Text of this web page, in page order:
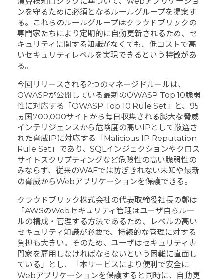
ンを守るために必須となるルールグループを提案す
る。これらのルールグループはクラウドブリックの
専門家たちにより定期的に自動更新されるため、セ
キュリティに関する知識がなくても、低コストで高
いセキュリティレベルを実現できるという特徴があ
る。
今回リリースされる2つのマネージドルールは、
OWASPが公開している最新のOWASP Top 10脆弱
性に対応する「OWASP Top 10 Rule Set」と、95
ヵ国700,000サイトから毎日収集される膨大な脅威
インテリジェンスから危険度の高いIPとして厳選さ
れた脅威IPに対応する「Malicious IP Reputation
Rule Set」であり、SQLインジェクションやクロス
サイトスクリプティングなど危険性の高い脆弱性の
みならず、従来のWAFでは防ぎきれない未知や最新
の脅威からWebアプリケーションを保護できる。
クラウドブリック株式会社の代表取締役社長の鄭は
「AWSのWebセキュリティ管理はユーザ自らルー
ルの構成・管理する方法であるため、レベルの高い
セキュリティ知識が必要で、持続的な管理に対する
負担も大きい。そのため、ユーザはセキュリティ専
門家を雇用しなければならないという困難に直面し
ている」とし、「本サービスにより便利で安全に
Webアプリケーションを保護すると同時に、自動更